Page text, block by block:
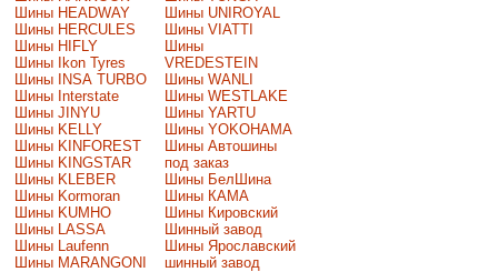
Шины HEADWAY
Шины HERCULES
Шины HIFLY
Шины Ikon Tyres
Шины INSA TURBO
Шины Interstate
Шины JINYU
Шины KELLY
Шины KINFOREST
Шины KINGSTAR
Шины KLEBER
Шины Kormoran
Шины KUMHO
Шины LASSA
Шины Laufenn
Шины MARANGONI
Шины UNIROYAL
Шины VIATTI
Шины
VREDESTEIN
Шины WANLI
Шины WESTLAKE
Шины YARTU
Шины YOKOHAMA
Шины Автошины
под заказ
Шины БелШина
Шины КАМА
Шины Кировский
Шинный завод
Шины Ярославский
шинный завод